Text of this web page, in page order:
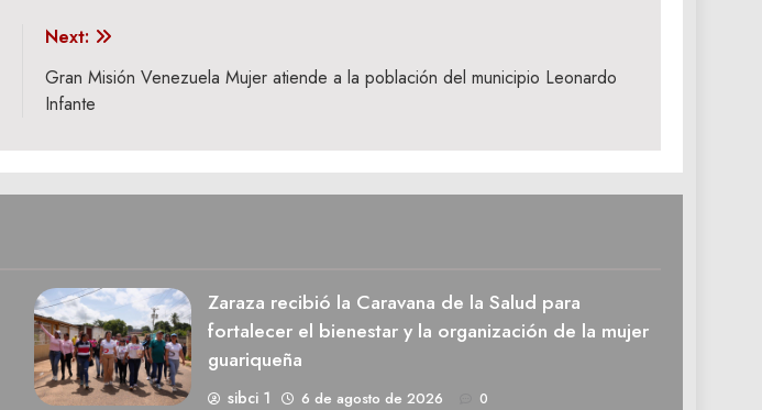
Next:
Gran Misión Venezuela Mujer atiende a la población del municipio Leonardo
Infante
Zaraza recibió la Caravana de la Salud para
fortalecer el bienestar y la organización de la mujer
guariqueña
sibci 1 6 de agosto de 2026 0